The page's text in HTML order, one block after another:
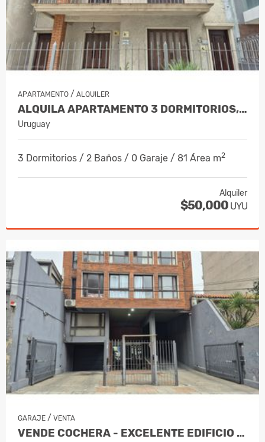
APARTAMENTO / ALQUILER
ALQUILA APARTAMENTO 3 DORMITORIOS, 2 BAÑOS - PUNTA CARRETAS
Uruguay
3 Dormitorios / 2 Baños / 0 Garaje / 81 Área m2
Alquiler
$50,000 UYU
GARAJE / VENTA
VENDE COCHERA - EXCELENTE EDIFICIO - CORDÓN SUR